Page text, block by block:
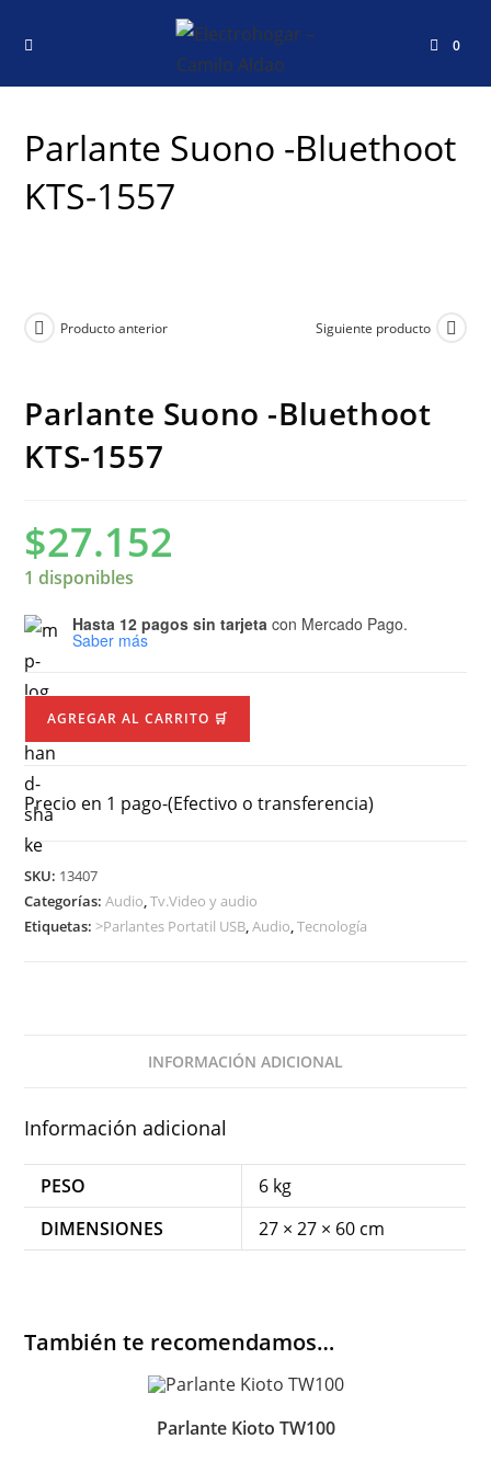
0
Parlante Suono -Bluethoot
KTS-1557
Producto anterior Siguiente producto
Parlante Suono -Bluethoot
KTS-1557
$27.152
1 disponibles
Hasta 12 pagos sin tarjeta con Mercado Pago.
Saber más
AGREGAR AL CARRITO 🛒
Precio en 1 pago-(Efectivo o transferencia)
SKU: 13407
Categorías:Audio,Tv.Video y audio
Etiquetas:>Parlantes Portatil USB,Audio,Tecnología
INFORMACIÓN ADICIONAL
Información adicional
PESO
6 kg
DIMENSIONES
27 × 27 × 60 cm
También te recomendamos…
Parlante Kioto TW100